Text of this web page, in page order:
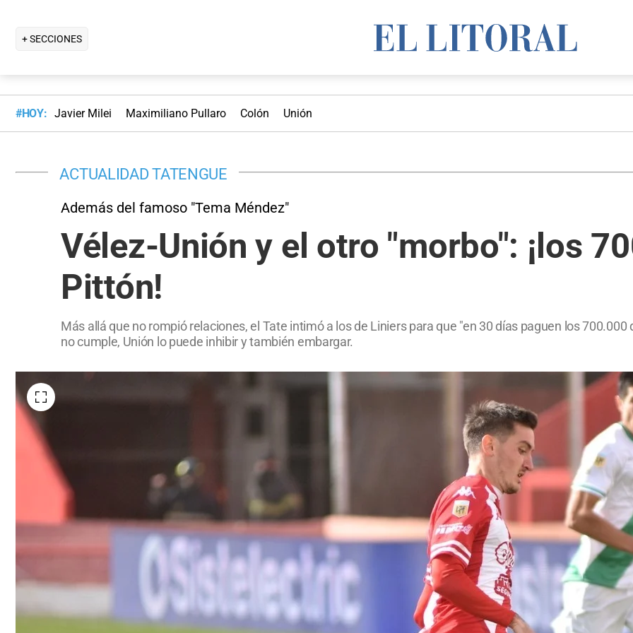
+ SECCIONES
#HOY: Javier Milei Maximiliano Pullaro Colón Unión
ACTUALIDAD TATENGUE
Además del famoso "Tema Méndez"
Vélez-Unión y el otro "morbo": ¡los
Pittón!
Más allá que no rompió relaciones, el Tate intimó a los de Liniers para que "en 30 días paguen los
no cumple, Unión lo puede inhibir y también embargar.